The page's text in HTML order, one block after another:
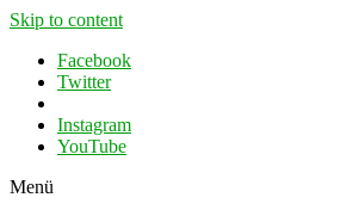
Skip to content
Facebook
Twitter
Instagram
YouTube
Menü